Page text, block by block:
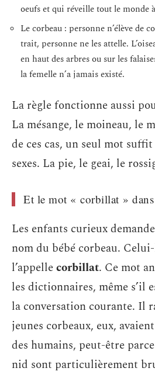
oeufs et qui réveille tout le monde à
Le corbeau : personne n’élève de
trait, personne ne les attelle.
en haut des arbres ou sur les
la femelle n’a jamais existé.
La règle fonctionne aussi
La mésange, le moineau, le
de ces cas, un seul mot
sexes. La pie, le geai, le
Et le mot « corbillat »
Les enfants curieux
nom du bébé corbeau.
l’appellecorbillat. Ce mot
les dictionnaires, même s’il
la conversation courante. Il
jeunes corbeaux, eux,
des humains, peut-être
nid sont particulièrement